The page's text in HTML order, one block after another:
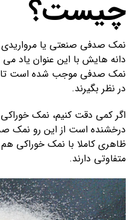
چیست؟
نمک صدفی صنعتی یا
دانه هایش با این عنوان یاد
نمک صدفی موجب شده است تا
در نظر بگیرند.
اگر کمی دقت کنیم، نمک
درخشنده است از این رو نمک
ظاهری کاملا با نمک خوراکی هم
متفاوتی دارند.